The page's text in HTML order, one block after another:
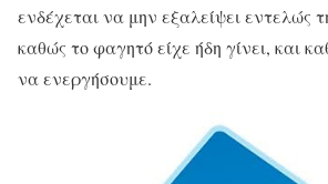
ενδέχεται να μην εξαλείψει εντελώς
καθώς το φαγητό είχε ήδη γίνει, και
να ενεργήσουμε.